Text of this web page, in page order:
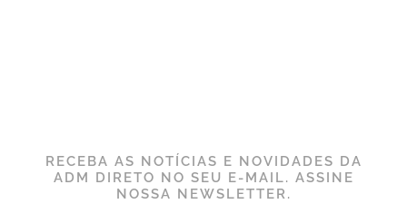
RECEBA AS NOTÍCIAS E NOVIDADES DA
ADM DIRETO NO SEU E-MAIL. ASSINE
NOSSA NEWSLETTER.